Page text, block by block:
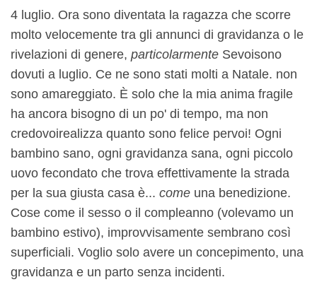
4 luglio. Ora sono diventata la ragazza che scorre
molto velocemente tra gli annunci di gravidanza o le
rivelazioni di genere, particolarmente Sevoisono
dovuti a luglio. Ce ne sono stati molti a Natale. non
sono amareggiato. È solo che la mia anima fragile
ha ancora bisogno di un po' di tempo, ma non
credovoirealizza quanto sono felice pervoi! Ogni
bambino sano, ogni gravidanza sana, ogni piccolo
uovo fecondato che trova effettivamente la strada
per la sua giusta casa è... come una benedizione.
Cose come il sesso o il compleanno (volevamo un
bambino estivo), improvvisamente sembrano così
superficiali. Voglio solo avere un concepimento, una
gravidanza e un parto senza incidenti.